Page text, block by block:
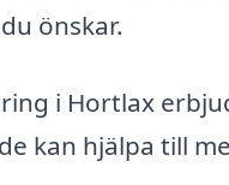
önskar.
i Hortlax
kan hjälpa till